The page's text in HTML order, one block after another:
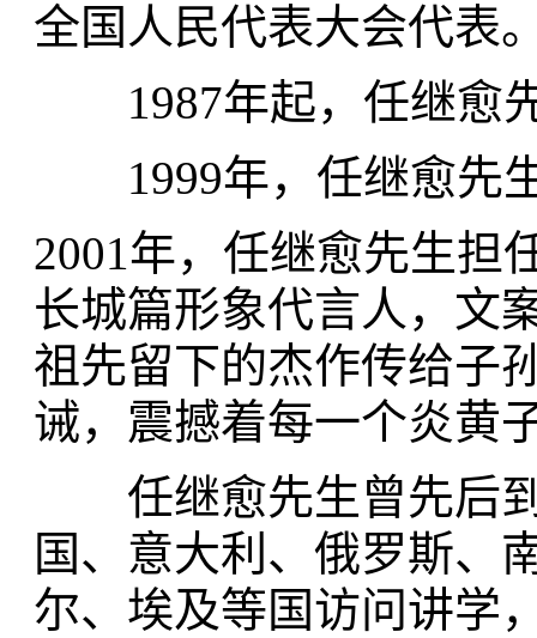
全国人民代表大会代表
1987年起，任继愈
1999年，任继愈先生
2001年，任继愈先生担
长城篇形象代言人，文
祖先留下的杰作传给子
诫，震撼着每一个炎黄
任继愈先生曾先后到
国、意大利、俄罗斯、
尔、埃及等国访问讲学